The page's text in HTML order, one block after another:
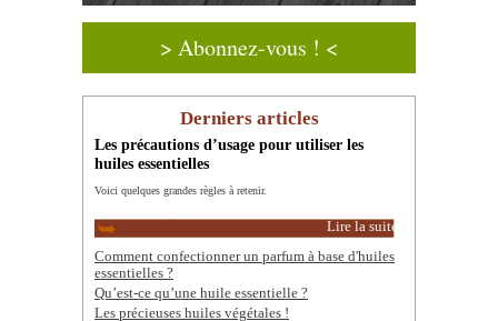
> Abonnez-vous ! <
Derniers articles
Les précautions d’usage pour utiliser les
huiles essentielles
Voici quelques grandes règles à retenir.
Lire la suite
Comment confectionner un parfum à base d'huiles
essentielles ?
Qu’est-ce qu’une huile essentielle ?
Les précieuses huiles végétales !